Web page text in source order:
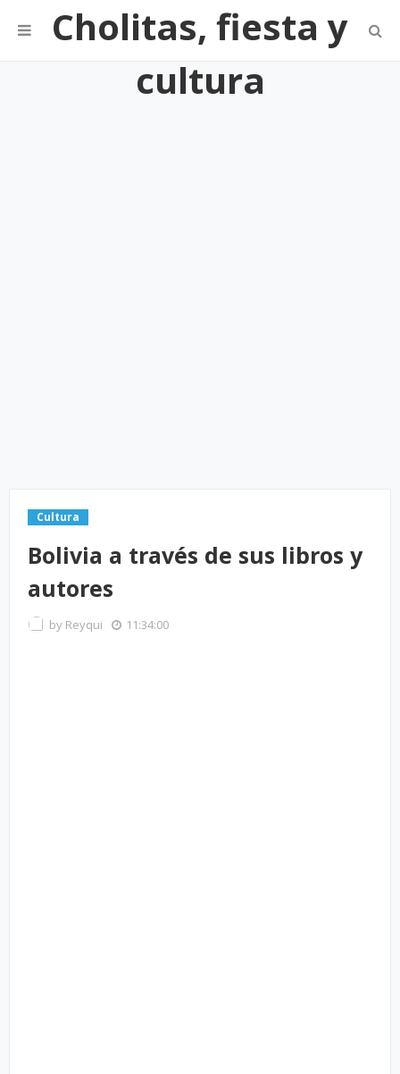
Cholitas, fiesta y
cultura
Cultura
Bolivia a través de sus libros y
autores
by Reyqui 11:34:00